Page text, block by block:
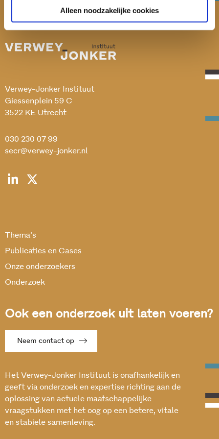
Alleen noodzakelijke cookies
Verwey-Jonker Instituut
Giessenplein 59 C
3522 KE Utrecht
030 230 07 99
secr@verwey-jonker.nl
Thema’s
Publicaties en Cases
Onze onderzoekers
Onderzoek
Ook een onderzoek uit laten voeren?
Neem contact op
Het Verwey-Jonker Instituut is onafhankelijk en
geeft via onderzoek en expertise richting aan de
oplossing van actuele maatschappelijke
vraagstukken met het oog op een betere, vitale
en stabiele samenleving.